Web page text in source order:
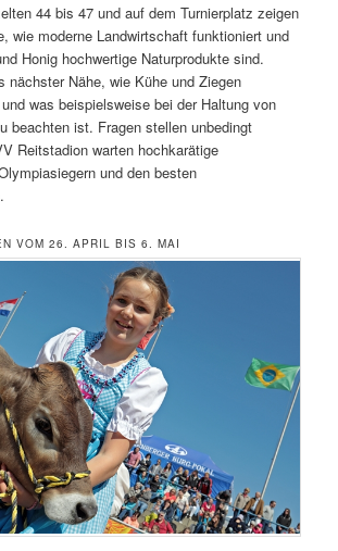
44 bis 47 und auf dem Turnierplatz zeigen
wie moderne Landwirtschaft funktioniert und
Honig hochwertige Naturprodukte sind.
nächster Nähe, wie Kühe und Ziegen
was beispielsweise bei der Haltung von
beachten ist. Fragen stellen unbedingt
Reitstadion warten hochkarätige
und den besten
VOM 26. APRIL BIS 6. MAI